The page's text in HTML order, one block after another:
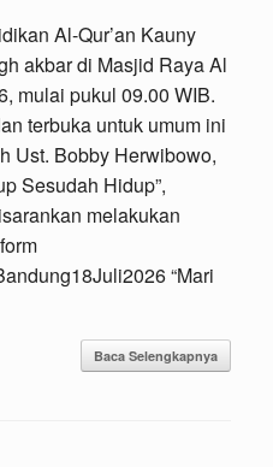
Al-Qur’an Kauny
akbar di Masjid Raya Al
mulai pukul 09.00 WIB.
terbuka untuk umum ini
Ust. Bobby Herwibowo,
Sesudah Hidup”,
melakukan
“Mari
Baca Selengkapnya